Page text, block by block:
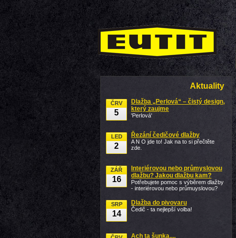
Aktuality
ČRV
5
Dlažba „Perlová“ – čistý design,
který zaujme
'Perlová'
LED
2
Řezání čedičové dlažby
A N O jde to! Jak na to si přečtěte
zde.
ZÁŘ
16
Interiérovou nebo průmyslovou
dlažbu? Jakou dlažbu kam?
Potřebujete pomoc s výběrem dlažby
- interiérovou nebo průmuyslovou?
SRP
14
Dlažba do pivovaru
Čedič - ta nejlepší volba!
Ach ta šunka....